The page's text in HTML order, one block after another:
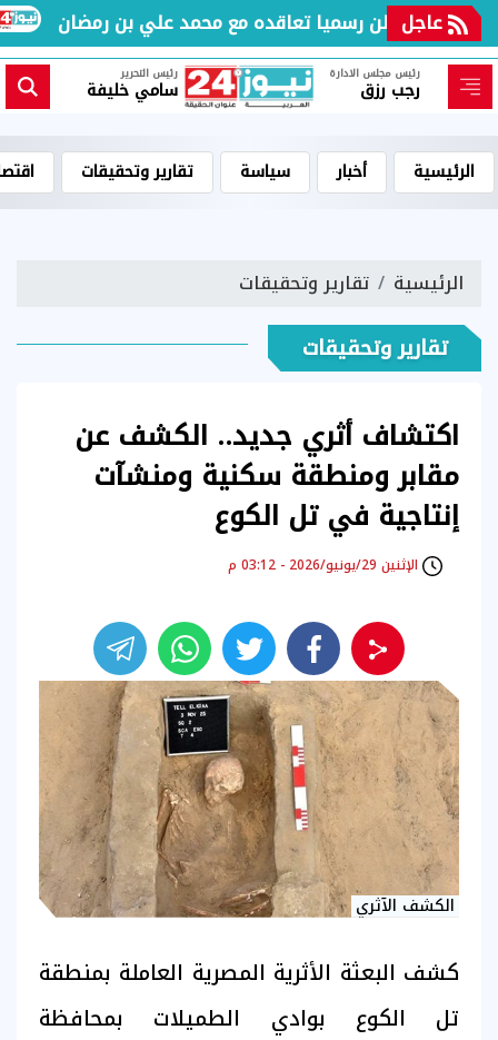
عاجل
يعلن رسميا تعاقده مع محمد علي بن رمضان
رئيس مجلس الادارة
رجب رزق
رئيس التحرير
سامي خليفة
الرئيسية أخبار سياسة تقارير وتحقيقات
الرئيسية تقارير وتحقيقات
تقارير وتحقيقات
اكتشاف أثري جديد.. الكشف عن
مقابر ومنطقة سكنية ومنشآت
إنتاجية في تل الكوع
الإثنين 29/يونيو/2026 - 03:12 م
الكشف الآثري
كشف البعثة الأثرية المصرية العاملة بمنطقة
تل الكوع بوادي الطميلات بمحافظة